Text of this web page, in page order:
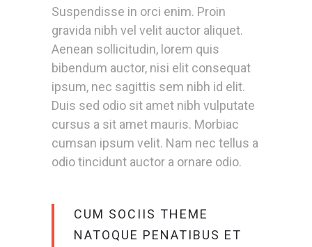
Suspendisse in orci enim. Proin
gravida nibh vel velit auctor aliquet.
Aenean sollicitudin, lorem quis
bibendum auctor, nisi elit consequat
ipsum, nec sagittis sem nibh id elit.
Duis sed odio sit amet nibh vulputate
cursus a sit amet mauris. Morbiac
cumsan ipsum velit. Nam nec tellus a
odio tincidunt auctor a ornare odio.
CUM SOCIIS THEME
NATOQUE PENATIBUS ET